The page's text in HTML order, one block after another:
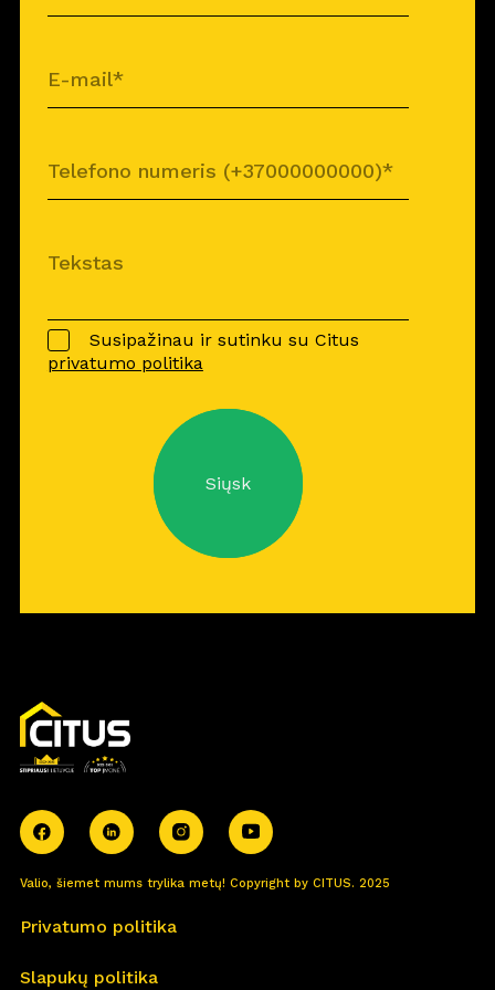
Susipažinau ir sutinku su Citus
privatumo politika
Siųsk
Valio, šiemet mums trylika metų! Copyright by CITUS. 2025
Privatumo politika
Slapukų politika